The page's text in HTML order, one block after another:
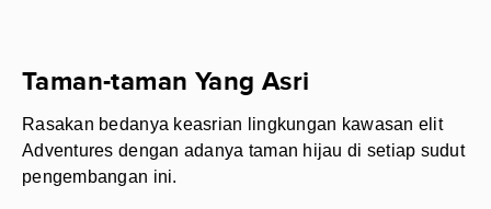
Taman-taman Yang Asri
Rasakan bedanya keasrian lingkungan kawasan elit
Adventures dengan adanya taman hijau di setiap sudut
pengembangan ini.